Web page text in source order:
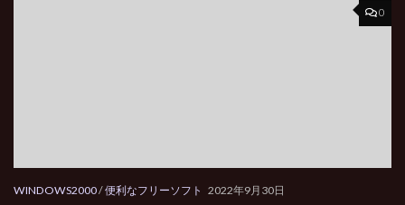
0
WINDOWS2000/便利なフリーソフト 2022年9月30日